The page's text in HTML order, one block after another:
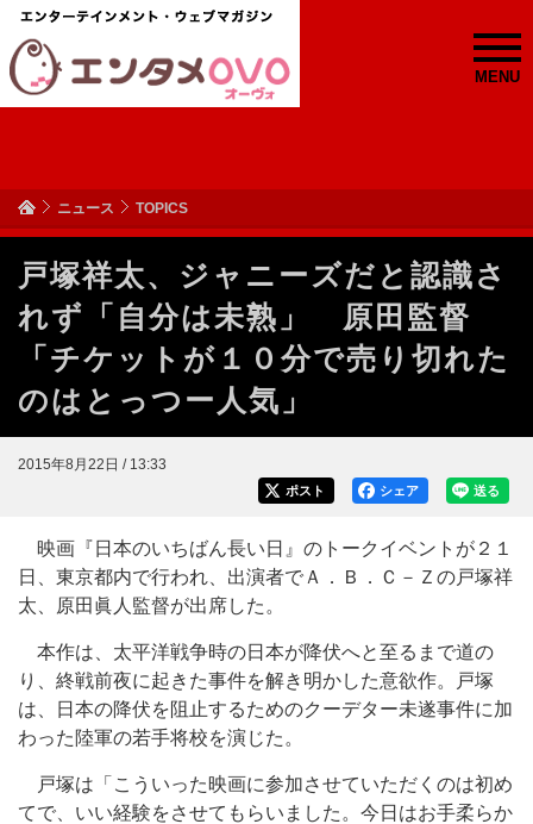
MENU
ニュース TOPICS
戸塚祥太、ジャニーズだと認識さ
れず「自分は未熟」 原田監督
「チケットが１０分で売り切れた
のはとっつー人気」
2015年8月22日 / 13:33
送る
シェア
ポスト
映画『日本のいちばん長い日』のトークイベントが２１
日、東京都内で行われ、出演者でＡ．Ｂ．Ｃ－Ｚの戸塚祥
太、原田眞人監督が出席した。
本作は、太平洋戦争時の日本が降伏へと至るまで道の
り、終戦前夜に起きた事件を解き明かした意欲作。戸塚
は、日本の降伏を阻止するためのクーデター未遂事件に加
わった陸軍の若手将校を演じた。
戸塚は「こういった映画に参加させていただくのは初め
てで、いい経験をさせてもらいました。今日はお手柔らか